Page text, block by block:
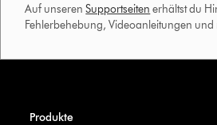
Auf unserenSupportseiten erhältst du
Fehlerbehebung, Videoanleitungen und
Produkte